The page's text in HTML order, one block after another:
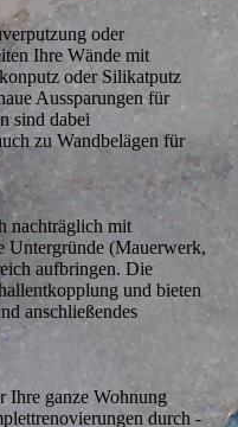
oder
Ihre Wände mit
oder Silikatputz
Aussparungen für
sind dabei
zu Wandbelägen für
nachträglich mit
Untergründe (Mauerwerk,
aufbringen. Die
und bieten
anschließendes
Ihre ganze Wohnung
durch -